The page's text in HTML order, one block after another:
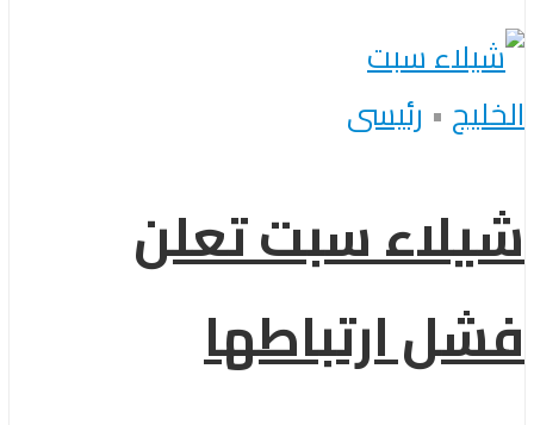
الخليج • رئيسى
شيلاء سبت تعلن
فشل ارتباطها